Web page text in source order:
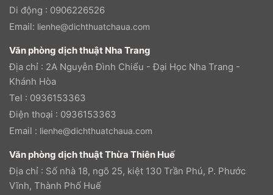
Di động : 0906226526
Email: lienhe@dichthuatchaua.com
Văn phòng dịch thuật Nha Trang
Địa chỉ : 2A Nguyễn Đình Chiểu - Đại Học Nha Trang -
Khánh Hòa
Tel : 0936153363
Điện thoại : 0936153363
Email : lienhe@dichthuatchaua.com
Văn phòng dịch thuật Thừa Thiên Huế
Địa chỉ : Số nhà 18, ngõ 25, kiệt 130 Trần Phú, P. Phước
Vĩnh, Thành Phố Huế